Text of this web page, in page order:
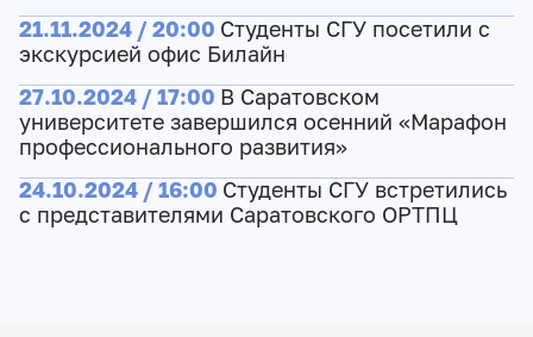
21.11.2024 / 20:00 Студенты СГУ посетили с
экскурсией офис Билайн
27.10.2024 / 17:00 В Саратовском
университете завершился осенний «Марафон
профессионального развития»
24.10.2024 / 16:00 Студенты СГУ встретились
с представителями Саратовского ОРТПЦ